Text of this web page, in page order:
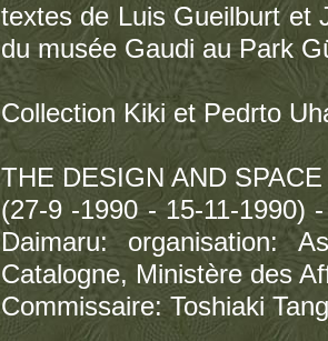
textes de Luis Gueilburt et
du musée Gaudi au Park
Collection Kiki et Pedrto
THE DESIGN AND
(27-9 -1990 - 15-11-1990)
Daimaru: organisation:
Catalogne, Ministère des
Commissaire: Toshiaki